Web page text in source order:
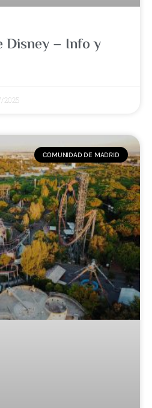
Disney – Info y
2025
COMUNIDAD DE MADRID